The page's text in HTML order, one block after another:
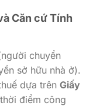
Căn cứ Tính
chuyển
sở hữu nhà ở).
dựa trên Giấy
điểm công